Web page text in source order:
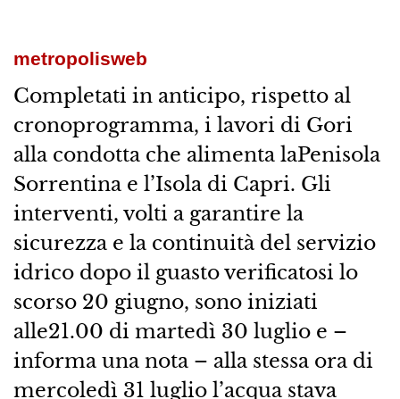
metropolisweb
Completati in anticipo, rispetto al
cronoprogramma, i lavori di Gori
alla condotta che alimenta laPenisola
Sorrentina e l’Isola di Capri. Gli
interventi, volti a garantire la
sicurezza e la continuità del servizio
idrico dopo il guasto verificatosi lo
scorso 20 giugno, sono iniziati
alle21.00 di martedì 30 luglio e –
informa una nota – alla stessa ora di
mercoledì 31 luglio l’acqua stava